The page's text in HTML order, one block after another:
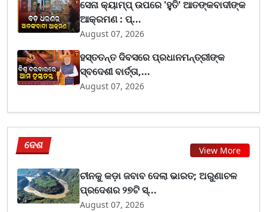
ସେନା କ୍ୟାମ୍ପ୍ ଉପରେ 'ହୁତି' ଆତଙ୍କବାଦୀଙ୍କ
ଆକ୍ରମଣ : ପ୍...
August 07, 2026
ହସ୍ତତନ୍ତ ଦିବସରେ ପ୍ରଧାନମନ୍ତ୍ରୀଙ୍କ
ସ୍ବଦେଶୀ ବାର୍ତ୍ତା,...
August 07, 2026
ଦେଶ View More
ଚୀନକୁ କଡ଼ା ଜବାବ ଦେଲା ଭାରତ; ଅରୁଣାଚଳ
ପ୍ରଦେଶର ୨୭ଟି ସ୍...
August 07, 2026